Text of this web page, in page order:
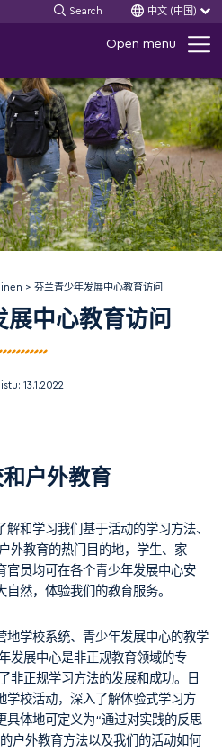
Search 中文 (中国)
Open menu
> 芬兰青少年发展中心教育访问
展中心教育访问
13.1.2022
户外教育
和学习我们基于活动的学习方法、
外教育的热门目的地，学生、家
官员均可在各个青少年发展中心安
然，体验我们的教育服务。
地学校系统、青少年发展中心的教学
发展中心是非正规教育领域的专
非正规学习方法的发展和成功。日
学校活动，深入了解体验式学习方
具体地可定义为“通过对实践的反思
户外教育方法以及我们的活动如何